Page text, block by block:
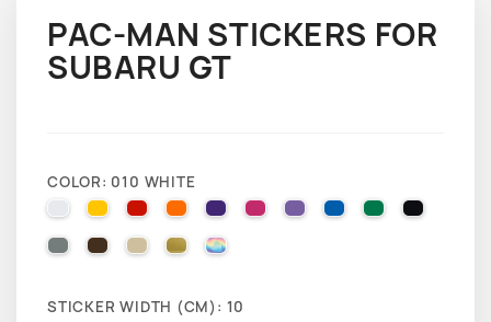
PAC-MAN STICKERS FOR
SUBARU GT
COLOR: 010 WHITE
010 WHITE025 BRIMSTONE YELLOW
031 RED035 PASTEL ORANGE
040 VIOLET
041 PINK043 LAVENDER
051 GENTIAN BLUE
061 GREEN
070
071 GREY080 BROWN
082 BEIGE
091 GOLD000 HOLOGRAPHIQUE
STICKER WIDTH (CM): 10